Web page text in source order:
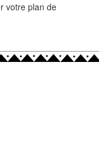
votre plan de